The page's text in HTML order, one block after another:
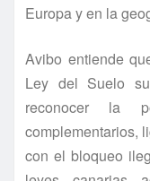
Europa y en la
Avibo entiende
Ley del Suelo
reconocer la
complementarios,
con el bloqueo